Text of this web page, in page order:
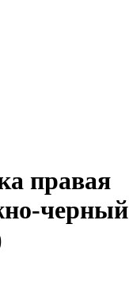
правая